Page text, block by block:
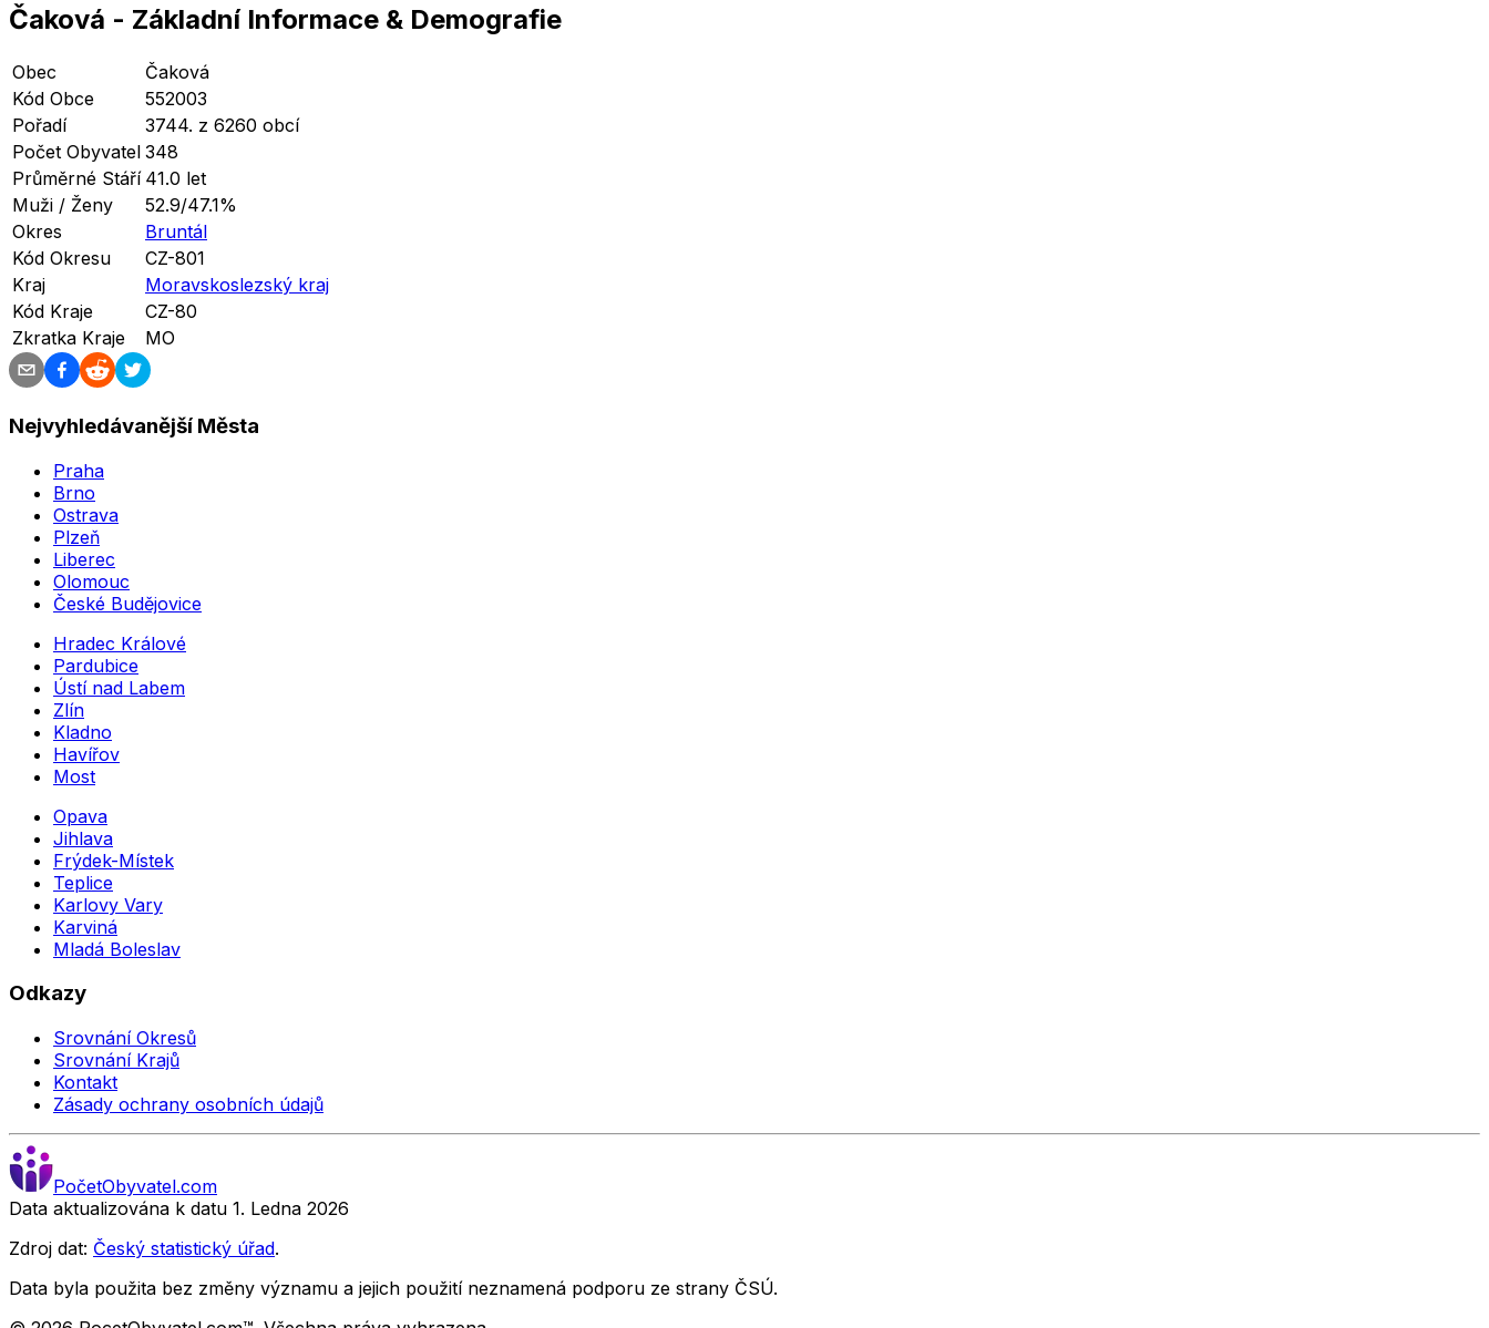
Čaková - Základní Informace & Demografie
Obec
Čaková
Kód Obce
552003
Pořadí
3744. z 6260 obcí
Počet Obyvatel 348
Průměrné Stáří 41.0 let
Muži / Ženy
52.9/47.1%
Okres
Bruntál
Kód Okresu
CZ-801
Kraj
Moravskoslezský kraj
Kód Kraje
CZ-80
Zkratka Kraje
MO
Nejvyhledávanější Města
Praha
Brno
Ostrava
Plzeň
Liberec
Olomouc
České Budějovice
Hradec Králové
Pardubice
Ústí nad Labem
Zlín
Kladno
Havířov
Most
Opava
Jihlava
Frýdek-Místek
Teplice
Karlovy Vary
Karviná
Mladá Boleslav
Odkazy
Srovnání Okresů
Srovnání Krajů
Kontakt
Zásady ochrany osobních údajů
PočetObyvatel.com
Data aktualizována k datu 1. Ledna 2026
Zdroj dat: Český statistický úřad.
Data byla použita bez změny významu a jejich použití neznamená podporu ze strany ČSÚ.